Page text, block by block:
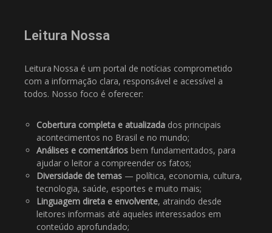
Leitura Nossa
Leitura Nossa é um portal de notícias comprometido
com a informação clara, responsável e acessível a
todos. Nosso foco é oferecer:
Cobertura completa e atualizada dos principais
acontecimentos no Brasil e no mundo;
Análises e comentários bem fundamentados, para
ajudar o leitor a compreender os fatos;
Diversidade de temas — política, economia, cultura,
tecnologia, saúde, esportes e muito mais;
Linguagem direta e envolvente, atraindo desde
leitores informais até aqueles interessados em
conteúdo aprofundado;